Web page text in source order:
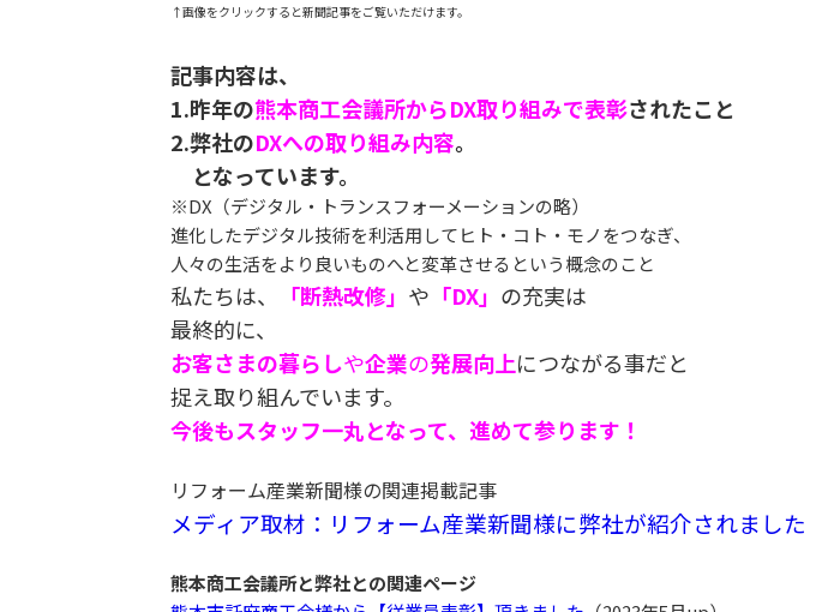
↑画像をクリックすると新聞記事をご覧いただけます。
記事内容は、
1.昨年の熊本商工会議所からDX取り組みで表彰されたこと
2.弊社のDXへの取り組み内容。
となっています。
※DX（デジタル・トランスフォーメーションの略）
進化したデジタル技術を利活用してヒト・コト・モノをつなぎ、
人々の生活をより良いものへと変革させるという概念のこと
私たちは、 「断熱改修」 や 「DX」 の充実は
最終的に、
お客さまの暮らしや企業の発展向上につながる事だと
捉え取り組んでいます。
今後もスタッフ一丸となって、進めて参ります！
リフォーム産業新聞様の関連掲載記事
メディア取材：リフォーム産業新聞様に弊社が紹介されました
熊本商工会議所と弊社との関連ページ